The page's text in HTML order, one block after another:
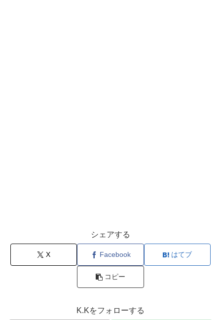
シェアする
X Facebook はてブ
コピー
K.Kをフォローする